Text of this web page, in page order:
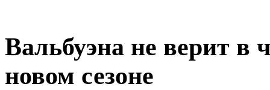
Вальбуэна не верит
новом сезоне